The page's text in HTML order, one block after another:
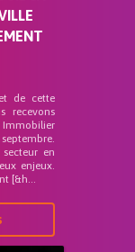
de cette
recevons
Immobilier
en
enjeux.
[&h...